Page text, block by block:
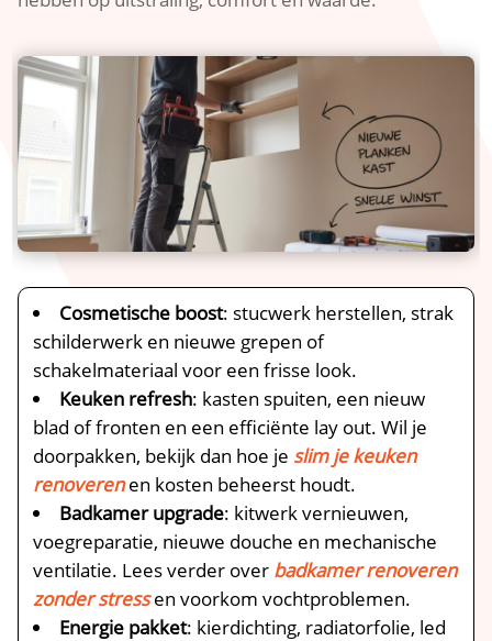
Cosmetische boost: stucwerk herstellen, strak
schilderwerk en nieuwe grepen of
schakelmateriaal voor een frisse look.​
Keuken refresh: kasten spuiten, een nieuw
blad of fronten en een efficiënte lay out.​ Wil je
doorpakken, bekijk dan hoe je slim je keuken
renoverenen kosten beheerst houdt.​
Badkamer upgrade: kitwerk vernieuwen,
voegreparatie, nieuwe douche en mechanische
ventilatie.​ Lees verder over badkamer renoveren
zonder stressen voorkom vochtproblemen.​
Energie pakket: kierdichting, radiatorfolie, led